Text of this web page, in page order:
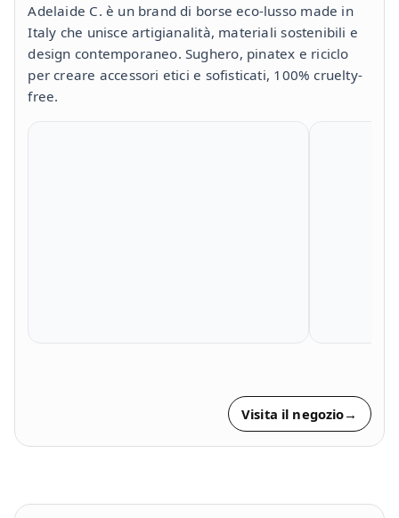
Adelaide C. è un brand di borse eco-lusso made in
Italy che unisce artigianalità, materiali sostenibili e
design contemporaneo. Sughero, pinatex e riciclo
per creare accessori etici e sofisticati, 100% cruelty-
free.
Visita il negozio→